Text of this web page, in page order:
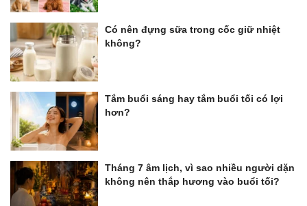
Có nên đựng sữa trong cốc giữ nhiệt
không?
Tắm buổi sáng hay tắm buổi tối có lợi
hơn?
Tháng 7 âm lịch, vì sao nhiều người dặn
không nên thắp hương vào buổi tối?